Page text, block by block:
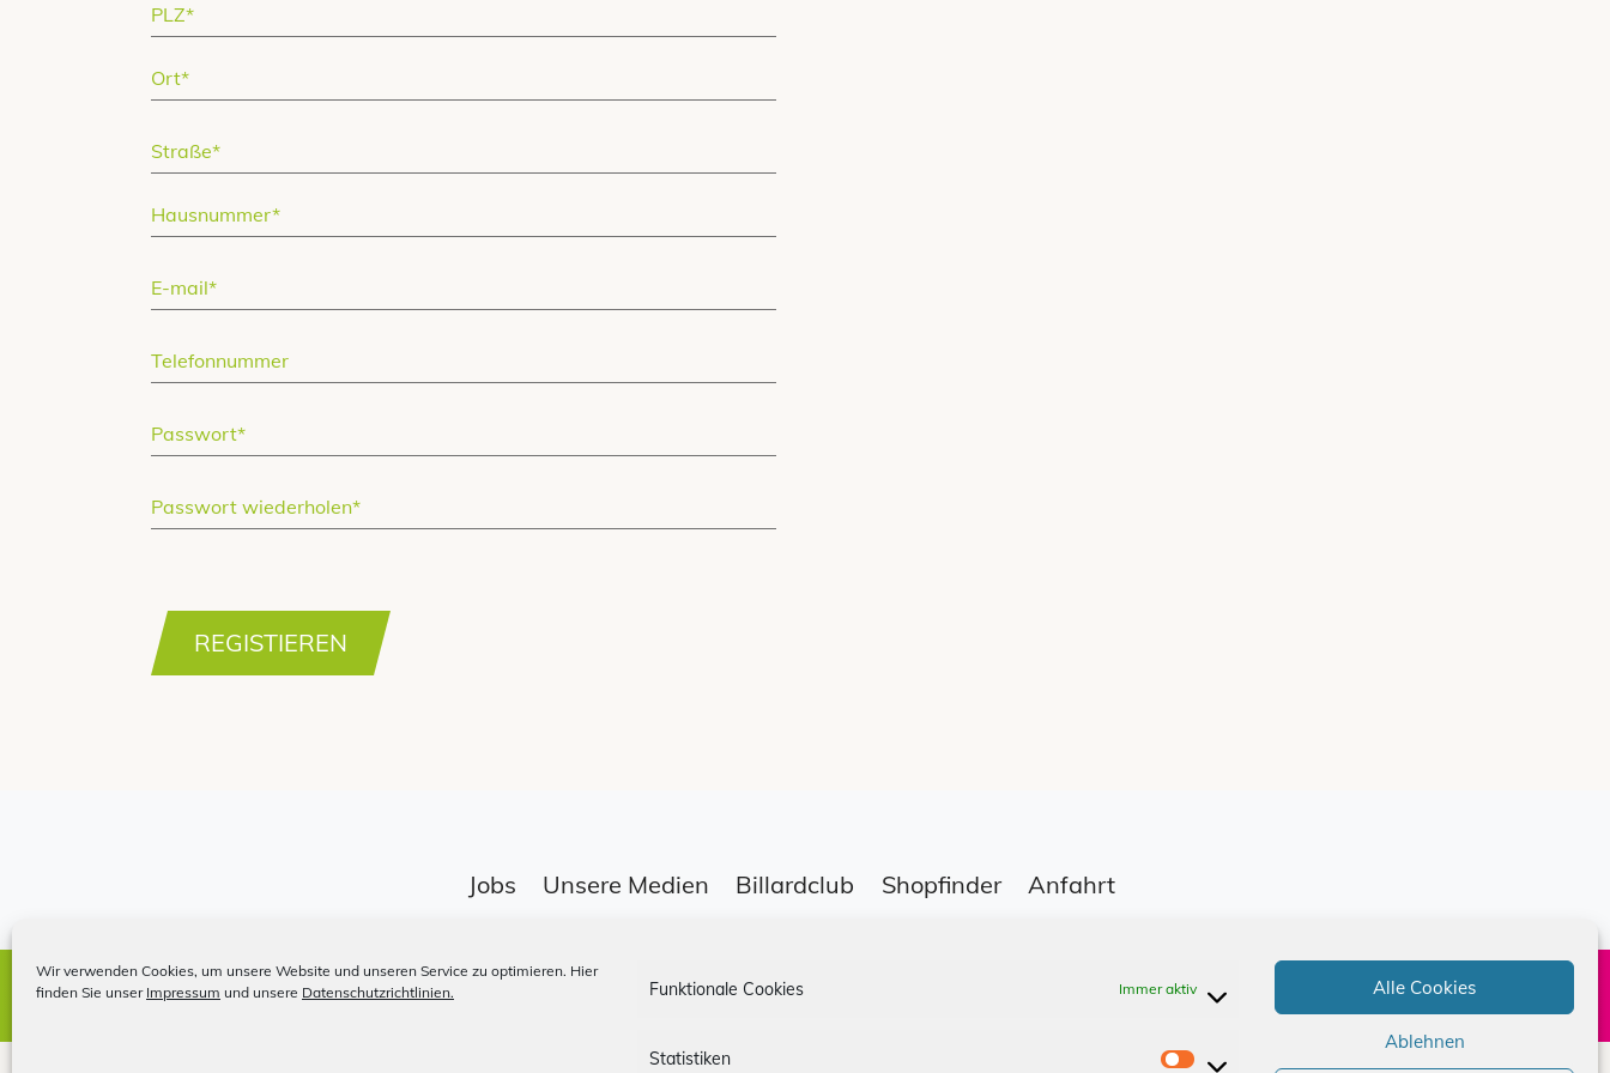
Wir verwenden Cookies, um unsere Website und unseren Service zu optimieren. Hier
finden Sie unser Impressum und unsere Datenschutzrichtlinien. Funktionale Cookies Immer aktiv
Statistiken
Alle Cookies
Ablehnen
Jobs Unsere Medien Billardclub Shopfinder Anfahrt
Impressum Datenschutz App-AGBs Kontakt